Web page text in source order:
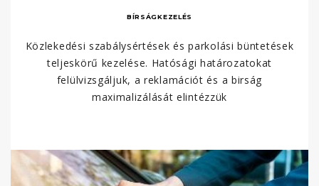
BÍRSÁGKEZELÉS
Közlekedési szabálysértések és parkolási büntetések
teljeskörű kezelése. Hatósági határozatokat
felülvizsgáljuk, a reklamációt és a birság
maximalizálását elintézzük